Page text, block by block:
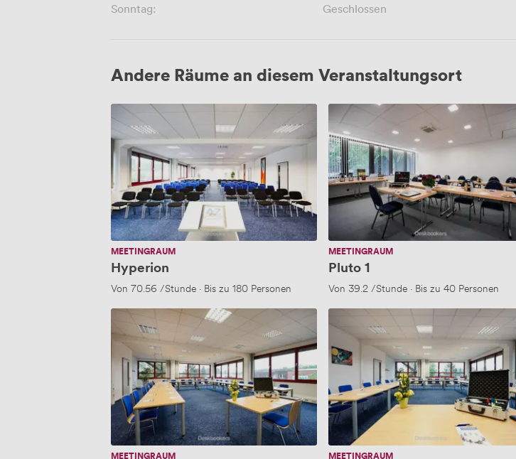
Sonntag:
Geschlossen
Andere Räume an diesem Veranstaltungsort
Hyperion
MEETINGRAUM
Hyperion
Von 70.56 /Stunde · Bis zu 180 Personen
Pluto
1
MEETINGRAUM
Pluto 1
Von 39.2/Stunde· Bis zu 40 Personen
Titan
MEETINGRAUM MEETINGRAUM